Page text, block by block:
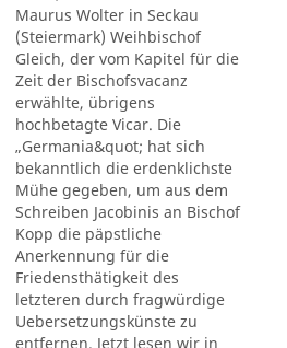
Maurus Wolter in Seckau
(Steiermark) Weihbischof
Gleich, der vom Kapitel für die
Zeit der Bischofsvacanz
erwählte, übrigens
hochbetagte Vicar. Die
„Germania&quot; hat sich
bekanntlich die erdenklichste
Mühe gegeben, um aus dem
Schreiben Jacobinis an Bischof
Kopp die päpstliche
Anerkennung für die
Friedensthätigkeit des
letzteren durch fragwürdige
Uebersetzungskünste zu
entfernen. Jetzt lesen wir in